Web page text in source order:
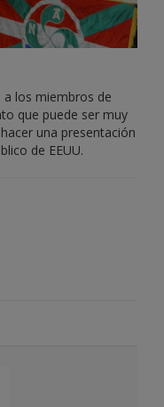
a los miembros de
que puede ser muy
una presentación
de EEUU.